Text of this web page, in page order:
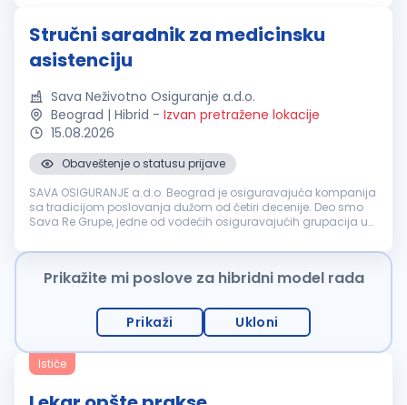
Stručni saradnik za medicinsku
asistenciju
Sava Neživotno Osiguranje a.d.o.
Beograd | Hibrid - Izvan pretražene lokacije
15.08.2026
Obaveštenje o statusu prijave
SAVA OSIGURANJE a.d.o. Beograd je osiguravajuća kompanija
sa tradicijom poslovanja dužom od četiri decenije. Deo smo
Sava Re Grupe, jedne od vodećih osiguravajućih grupacija u
vrednostima izd...
Prikažite mi poslove za hibridni model rada
Prikaži Ukloni
Ističe